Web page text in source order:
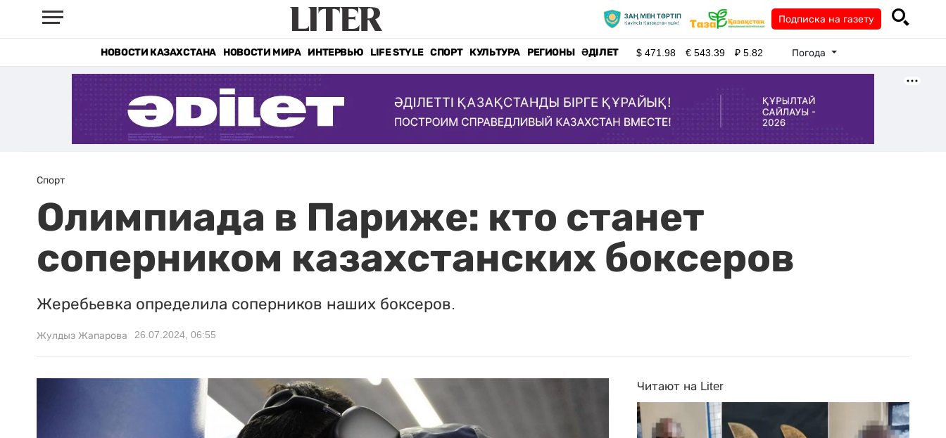
Подписка на газету
НОВОСТИ КАЗАХСТАНА НОВОСТИ МИРА ИНТЕРВЬЮ LIFE STYLE СПОРТ КУЛЬТУРА РЕГИОНЫ ӘДІЛЕТ $471.98 €543.39 ₽5.82 Погода
Спорт
Олимпиада в Париже: кто станет
соперником казахстанских боксеров
Жеребьевка определила соперников наших боксеров.
Жулдыз Жапарова 26.07.2024, 06:55
Читают на Liter